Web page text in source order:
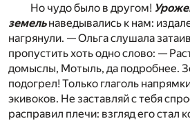
Но чудо было в другом!
земельнаведывались к нам:
нагрянули. — Ольга слушала
пропустить хоть одно слово: —
домыслы, Мотыль, да подробнее.
подогрел! Только глаголь
экивоков. Не заставляй с тебя
расправил плечи: взгляд его стал